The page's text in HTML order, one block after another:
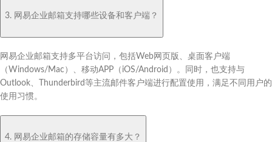
3. 网易企业邮箱支持哪些设备和客户端？
网易企业邮箱支持多平台访问，包括Web网页版、桌面客户端
（Windows/Mac）、移动APP（iOS/Android）。同时，也支持与
Outlook、Thunderbird等主流邮件客户端进行配置使用，满足不同用户的
使用习惯。
4. 网易企业邮箱的存储容量有多大？